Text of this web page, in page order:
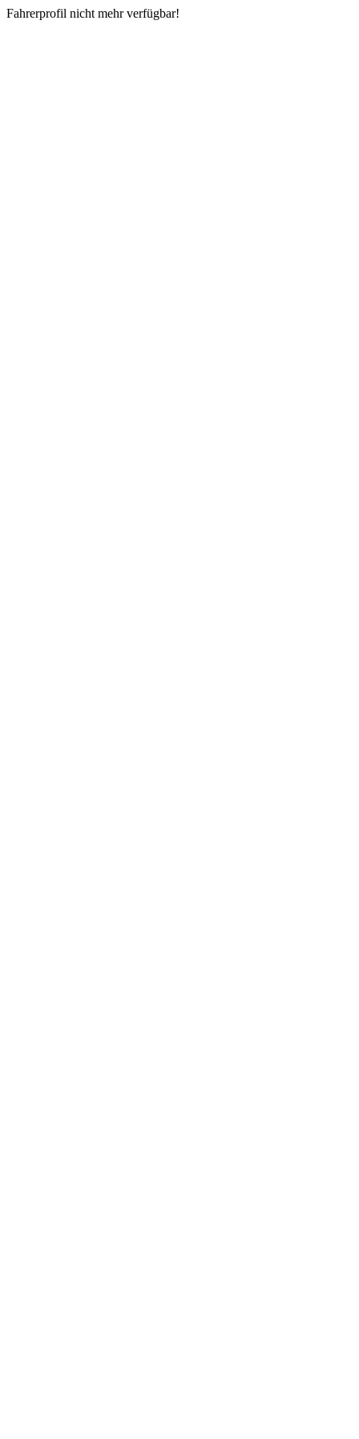
Fahrerprofil nicht mehr verfügbar!